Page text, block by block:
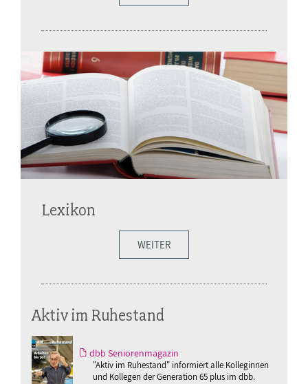
Lexikon
WEITER
Aktiv im Ruhestand
dbb Seniorenmagazin
"Aktiv im Ruhestand" informiert alle Kolleginnen
und Kollegen der Generation 65 plus im dbb.